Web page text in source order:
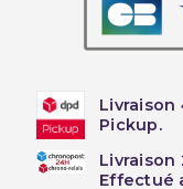
Livraison
Pickup.
Livraison
Effectué